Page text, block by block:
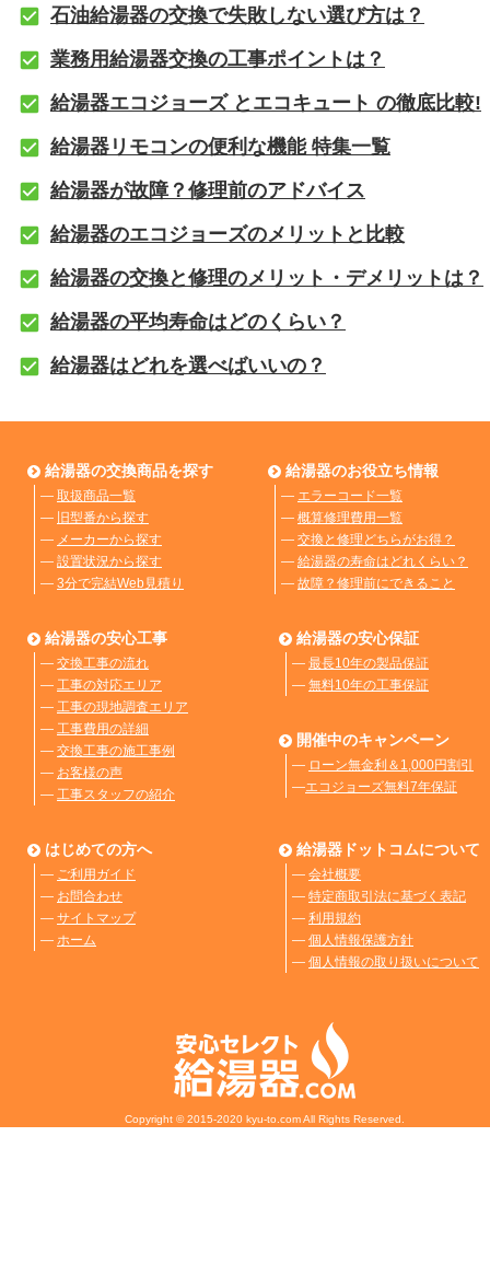
石油給湯器の交換で失敗しない選び方は？
業務用給湯器交換の工事ポイントは？
給湯器エコジョーズ とエコキュート の徹底比較!
給湯器リモコンの便利な機能 特集一覧
給湯器が故障？修理前のアドバイス
給湯器のエコジョーズのメリットと比較
給湯器の交換と修理のメリット・デメリットは？
給湯器の平均寿命はどのくらい？
給湯器はどれを選べばいいの？
給湯器の交換商品を探す
― 取扱商品一覧
― 旧型番から探す
― メーカーから探す
― 設置状況から探す
― 3分で完結Web見積り
給湯器のお役立ち情報
― エラーコード一覧
― 概算修理費用一覧
― 交換と修理どちらがお得？
― 給湯器の寿命はどれくらい？
― 故障？修理前にできること
給湯器の安心工事
― 交換工事の流れ
― 工事の対応エリア
― 工事の現地調査エリア
― 工事費用の詳細
― 交換工事の施工事例
― お客様の声
― 工事スタッフの紹介
給湯器の安心保証
― 最長10年の製品保証
― 無料10年の工事保証
開催中のキャンペーン
― ローン無金利＆1,000円割引
―エコジョーズ無料7年保証
はじめての方へ
― ご利用ガイド
― お問合わせ
― サイトマップ
― ホーム
給湯器ドットコムについて
― 会社概要
― 特定商取引法に基づく表記
― 利用規約
― 個人情報保護方針
― 個人情報の取り扱いについて
Copyright © 2015-2020 kyu-to.com All Rights Reserved.